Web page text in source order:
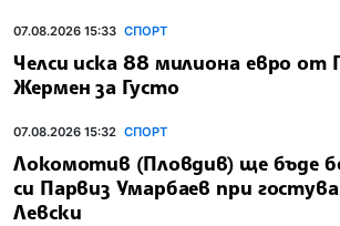
07.08.2026 15:33 СПОРТ
Челси иска 88 милиона евро от
Жермен за Густо
07.08.2026 15:32 СПОРТ
Локомотив (Пловдив) ще бъде
си Парвиз Умарбаев при
Левски